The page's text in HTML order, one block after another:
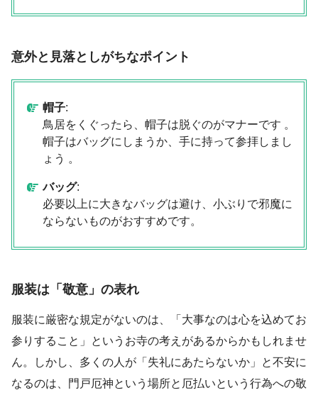
意外と見落としがちなポイント
帽子:
鳥居をくぐったら、帽子は脱ぐのがマナーです 。
帽子はバッグにしまうか、手に持って参拝しまし
ょう 。
バッグ:
必要以上に大きなバッグは避け、小ぶりで邪魔に
ならないものがおすすめです。
服装は「敬意」の表れ
服装に厳密な規定がないのは、「大事なのは心を込めてお
参りすること」というお寺の考えがあるからかもしれませ
ん。しかし、多くの人が「失礼にあたらないか」と不安に
なるのは、門戸厄神という場所と厄払いという行為への敬